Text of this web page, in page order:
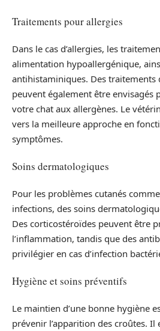
Traitements pour allergies
Dans le cas d’allergies, les
alimentation hypoallergénique,
antihistaminiques. Des traitements
peuvent également être envisagés
votre chat aux allergènes. Le
vers la meilleure approche en
symptômes.
Soins dermatologiques
Pour les problèmes cutanés
infections, des soins
Des corticostéroïdes peuvent être
l’inflammation, tandis que des
privilégier en cas d’infection
Hygiène et soins préventifs
Le maintien d’une bonne hygiène
prévenir l’apparition des croûtes. Il